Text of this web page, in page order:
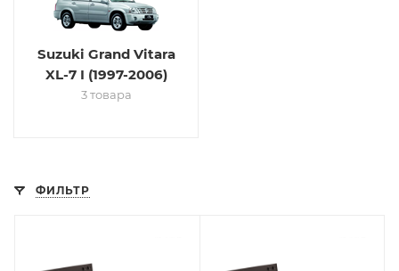
Suzuki Grand Vitara
XL-7 I (1997-2006)
3 товара
ФИЛЬТР